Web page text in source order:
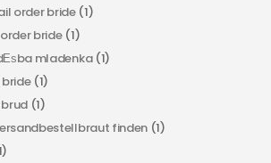
order bride(1)
bride(1)
mladenka(1)
(1)
(1)
finden(1)